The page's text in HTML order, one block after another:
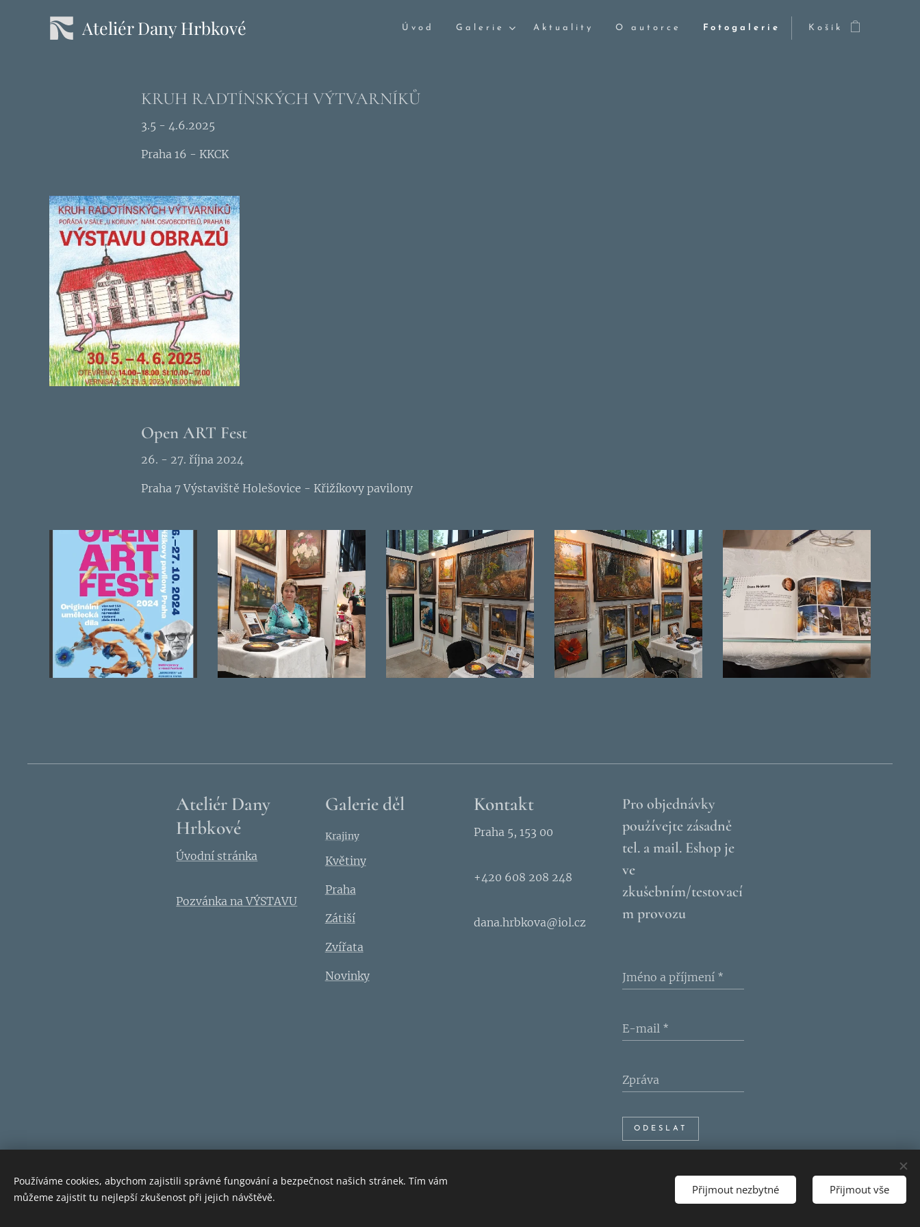
Ateliér Dany Hrbkové Úvod Galerie Aktuality O autorce Fotogalerie Košík
KRUH RADTÍNSKÝCH VÝTVARNÍKŮ
3.5 - 4.6.2025
Praha 16 - KKCK
Open ART Fest
26. - 27. října 2024
Praha 7 Výstaviště Holešovice - Křižíkovy pavilony
Ateliér Dany
Hrbkové
Úvodní stránka
Pozvánka na VÝSTAVU
Galerie děl
Krajiny
Květiny
Praha
Zátiší
Zvířata
Novinky
Kontakt
Praha 5, 153 00
+420 608 208 248
dana.hrbkova@iol.cz
Pro objednávky
používejte zásadně
tel. a mail. Eshop je
ve
zkušebním/testovací
m provozu
Jméno a příjmení
E-mail
Zpráva
ODESLAT
Používáme cookies, abychom zajistili správné fungování a bezpečnost našich stránek. Tím vám
můžeme zajistit tu nejlepší zkušenost při jejich návštěvě.
Přijmout nezbytné Přijmout vše